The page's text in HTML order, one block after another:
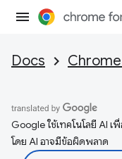
Docs
Google ใช้เทคโนโลยี AI
โดย AI อาจมีข้อผิดพลาด